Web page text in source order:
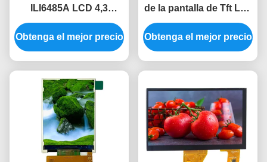
ILI6485A LCD 4,3
módulo brillante de Tft
Lcd del tacto 350
resistentes de la
Obtenga el mejor precio
de la pantalla de Tft Lcd
del conductor 350 de la
exhibición ILI6485A del
RGB 480x272 Tft Lcd
Obtenga el mejor precio